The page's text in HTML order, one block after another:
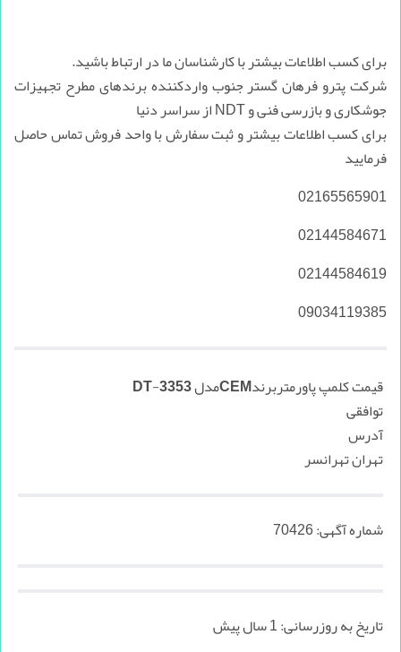
برای کسب اطلاعات بیشتر با کارشناسان ما در ارتباط باشید.
شرکت پترو فرهان گستر جنوب واردکننده برند‌های مطرح تجهیزات
جوشکاری و بازرسی فنی و NDT از سراسر دنیا
برای کسب اطلاعات بیشتر و ثبت سفارش با واحد فروش تماس حاصل
فرمایید
02165565901
02144584671
02144584619
09034119385
قیمت کلمپ پاورمتربرندCEMمدل DT-3353
توافقی
آدرس
تهران تهرانسر
شماره آگهی:70426
تاریخ به روزرسانی:1 سال پیش